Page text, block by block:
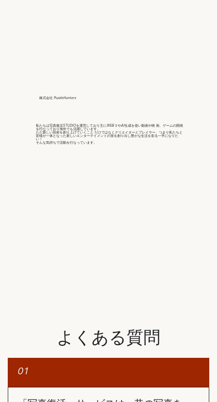
株式会社 PuzzleHunters
私たちは写真復活STUDIOを運営しており主にWEB３やAI生成を使い動画や映 画、ゲームの開発
を行なっており海外でも活躍しています。
ただ新しい技術を創り上げていくこと だけではなくクリエイターとプレイヤー、つまり私たちと
皆様が一体となった新しいエンターテイメントの形を創り出し豊かな生活を彩る一手になりた
い！
そんな気持ちで活動を行なっています。
よくある質問
01